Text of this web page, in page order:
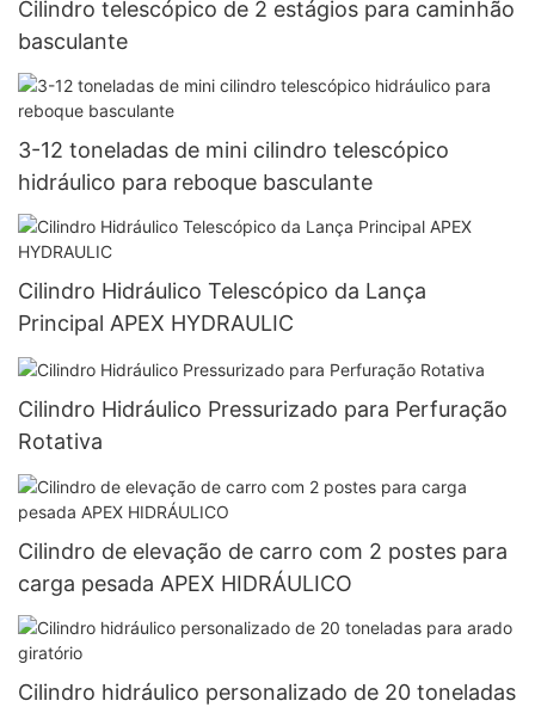
Cilindro telescópico de 2 estágios para caminhão
basculante
3-12 toneladas de mini cilindro telescópico
hidráulico para reboque basculante
Cilindro Hidráulico Telescópico da Lança
Principal APEX HYDRAULIC
Cilindro Hidráulico Pressurizado para Perfuração
Rotativa
Cilindro de elevação de carro com 2 postes para
carga pesada APEX HIDRÁULICO
Cilindro hidráulico personalizado de 20 toneladas